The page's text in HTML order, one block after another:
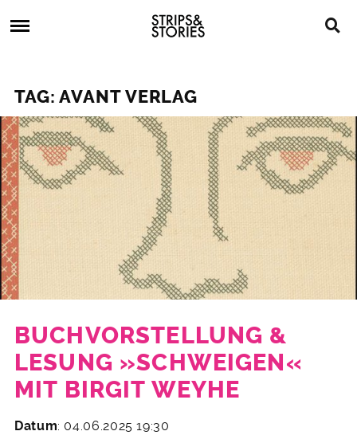
to
Strips
&
Stories
Comics,
Bücher
TAG: AVANT VERLAG
BUCHVORSTELLUNG &
LESUNG »SCHWEIGEN«
MIT BIRGIT WEYHE
22.
Datum: 04.06.2025 19:30